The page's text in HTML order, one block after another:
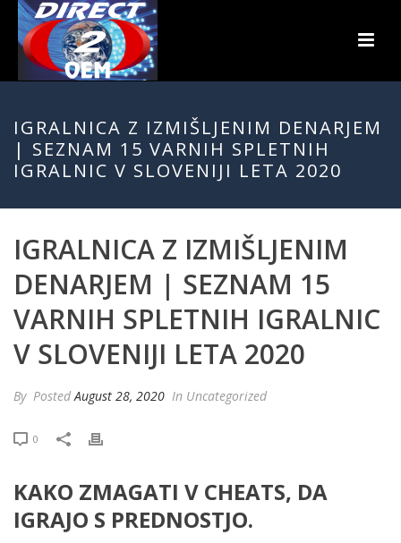
IGRALNICA Z IZMIŠLJENIM DENARJEM
| SEZNAM 15 VARNIH SPLETNIH
IGRALNIC V SLOVENIJI LETA 2020
IGRALNICA Z IZMIŠLJENIM
DENARJEM | SEZNAM 15
VARNIH SPLETNIH IGRALNIC
V SLOVENIJI LETA 2020
By PostedAugust 28, 2020 In Uncategorized
0
KAKO ZMAGATI V CHEATS, DA
IGRAJO S PREDNOSTJO.